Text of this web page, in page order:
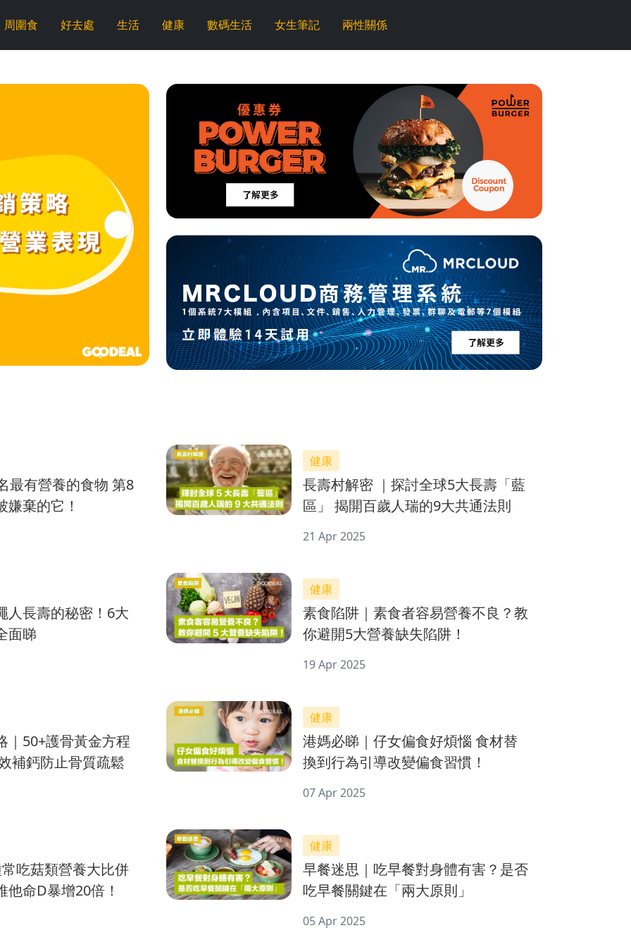
周圍食 好去處 生活 健康 數碼生活 女生筆記 兩性關係
最有營養的食物 第8
棄的它！
健康
長壽村解密 ｜探討全球5大長壽「藍
區」 揭開百歲人瑞的9大共通法則
21 Apr 2025
人長壽的秘密！6大
面睇
健康
素食陷阱｜素食者容易營養不良？教
你避開5大營養缺失陷阱！
19 Apr 2025
｜50+護骨黃金方程
補鈣防止骨質疏鬆
健康
港媽必睇｜仔女偏食好煩惱 食材替
換到行為引導改變偏食習慣！
07 Apr 2025
吃菇類營養大比併
他命D暴增20倍！
健康
早餐迷思｜吃早餐對身體有害？是否
吃早餐關鍵在「兩大原則」
05 Apr 2025